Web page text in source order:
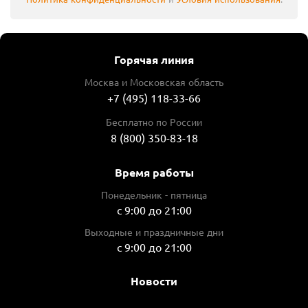
Горячая линия
Москва и Московская область
+7 (495) 118-33-66
Бесплатно по России
8 (800) 350-83-18
Время работы
Понедельник - пятница
с 9:00 до 21:00
Выходные и праздничные дни
с 9:00 до 21:00
Новости